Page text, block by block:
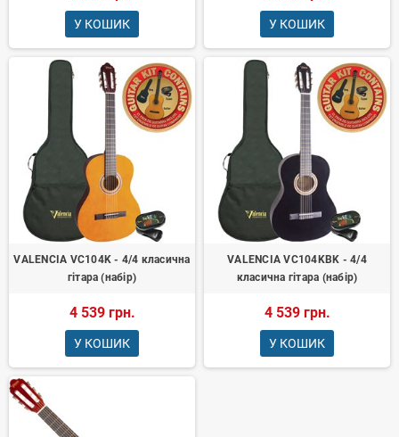
У КОШИК У КОШИК
VALENCIA VC104K - 4/4 класична
гітара (набір)
4 539 грн.
У КОШИК
VALENCIA VC104KBK - 4/4
класична гітара (набір)
4 539 грн.
У КОШИК